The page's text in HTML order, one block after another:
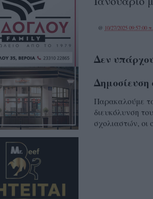
@ 10/27/2025 09:57:00
Δεν
Δημοσίευση
Παρακαλούμε
διευκόλυνση
σχολιαστών, οι